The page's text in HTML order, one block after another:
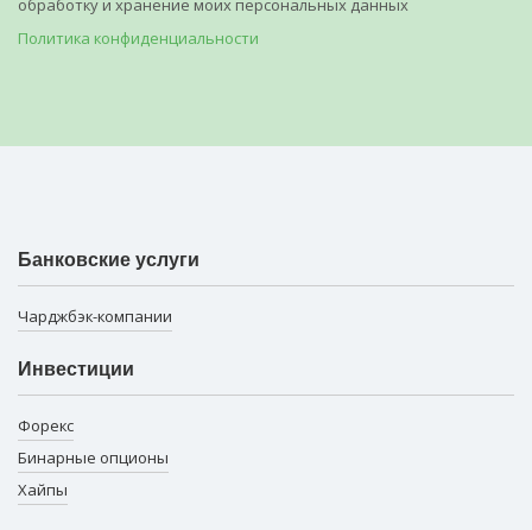
обработку и хранение моих персональных данных
Политика конфиденциальности
Банковские услуги
Чарджбэк-компании
Инвестиции
Форекс
Бинарные опционы
Хайпы